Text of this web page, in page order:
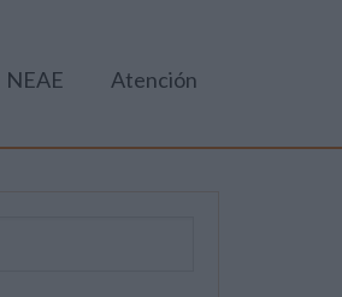
NEAE Atención